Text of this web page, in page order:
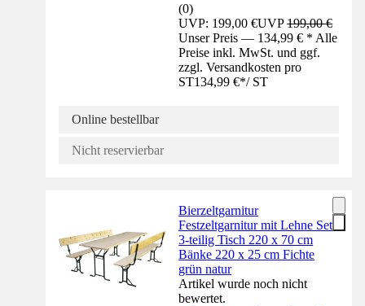
(0)
UVP: 199,00 €UVP199,00 €
Unser Preis — 134,99 € * Alle
Preise inkl. MwSt. und ggf.
zzgl. Versandkosten pro
ST134,99 €*/ ST
Online bestellbar
Nicht reservierbar
Bierzeltgarnitur
Festzeltgarnitur mit Lehne Set
3-teilig Tisch 220 x 70 cm
Bänke 220 x 25 cm Fichte
grün natur
Artikel wurde noch nicht
bewertet.